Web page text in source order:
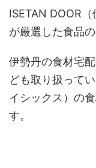
ISETAN DOOR
が厳選した食品
伊勢丹の食材宅
ども取り扱って
イシックス）の
す。